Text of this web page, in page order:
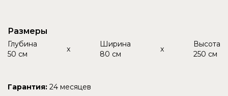
Размеры
Глубина
50 см
x
Ширина
80 см
x
Высота
250 см
Гарантия: 24 месяцев